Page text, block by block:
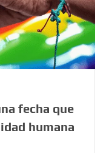
a Colombia
otros planos o
que
fecha que
humana